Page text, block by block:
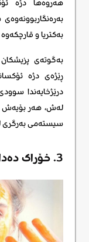
هەروەها دژە
بەکتریا و
بەگوتەی
ڕێژەی دژە
درێژخایەندا
لەش، هەر بۆیەش
سیستەمی بەرگری
3. خۆراک دەدات بە پێست و دەموچاوت: